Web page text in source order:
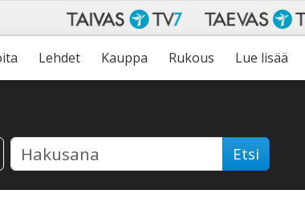
Lehdet Kauppa Rukous Lue lisää
Etsi